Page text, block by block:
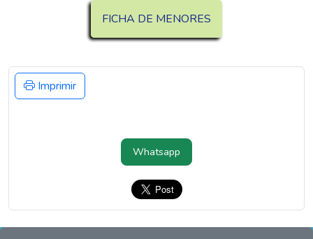
FICHA DE MENORES
Imprimir
Whatsapp